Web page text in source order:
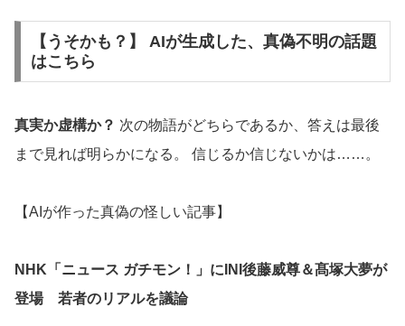
【うそかも？】 AIが生成した、真偽不明の話題
はこちら
真実か虚構か？ 次の物語がどちらであるか、答えは最後
まで見れば明らかになる。 信じるか信じないかは……。
【AIが作った真偽の怪しい記事】
NHK「ニュース ガチモン！」にINI後藤威尊＆髙塚大夢が
登場 若者のリアルを議論